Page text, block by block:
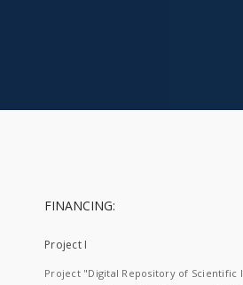
FINANCING:
Project I
Project "Digital Repository of Scientific